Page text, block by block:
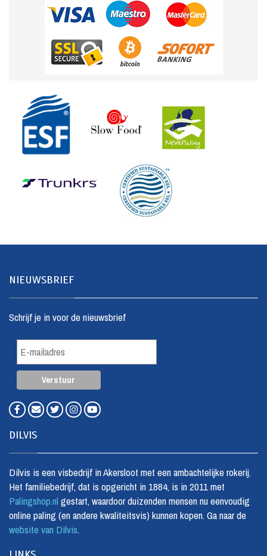
NIEUWSBRIEF
Schrijf je in voor de nieuwsbrief
DILVIS
Dilvis is een visbedrijf in Akersloot met een ambachtelijke rokerij.
Het familiebedrijf, dat is opgericht in 1884, is in 2011 met
Palingshop.nl gestart, waardoor duizenden mensen nu eenvoudig
online paling (en andere kwaliteitsvis) kunnen kopen. Ga naar de
website van Dilvis.